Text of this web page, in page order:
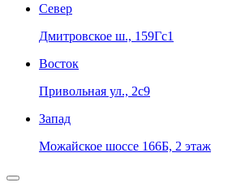
Север
Дмитровское ш., 159Гс1
Восток
Привольная ул., 2с9
Запад
Можайское шоссе 166Б, 2 этаж